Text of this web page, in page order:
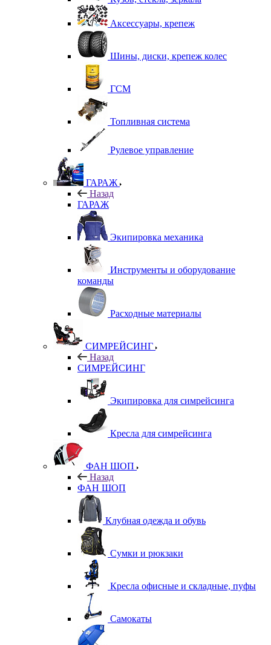
Аксессуары, крепеж
Шины, диски, крепеж колес
ГСМ
Топливная система
Рулевое управление
ГАРАЖ
Назад
ГАРАЖ
Экипировка механика
Инструменты и оборудование
команды
Расходные материалы
СИМРЕЙСИНГ
Назад
СИМРЕЙСИНГ
Экипировка для симрейсинга
Кресла для симрейсинга
ФАН ШОП
Назад
ФАН ШОП
Клубная одежда и обувь
Сумки и рюкзаки
Кресла офисные и складные, пуфы
Самокаты